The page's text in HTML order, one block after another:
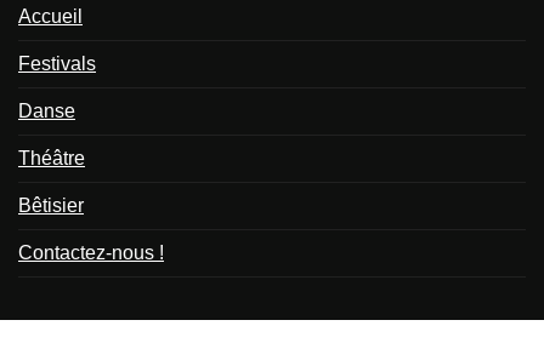
Accueil
Festivals
Danse
Théâtre
Bêtisier
Contactez-nous !